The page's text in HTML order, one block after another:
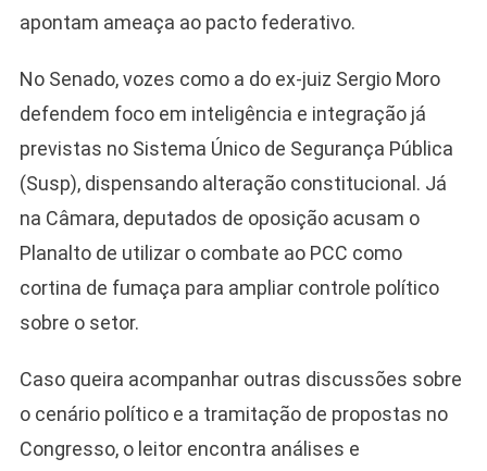
apontam ameaça ao pacto federativo.
No Senado, vozes como a do ex-juiz Sergio Moro
defendem foco em inteligência e integração já
previstas no Sistema Único de Segurança Pública
(Susp), dispensando alteração constitucional. Já
na Câmara, deputados de oposição acusam o
Planalto de utilizar o combate ao PCC como
cortina de fumaça para ampliar controle político
sobre o setor.
Caso queira acompanhar outras discussões sobre
o cenário político e a tramitação de propostas no
Congresso, o leitor encontra análises e